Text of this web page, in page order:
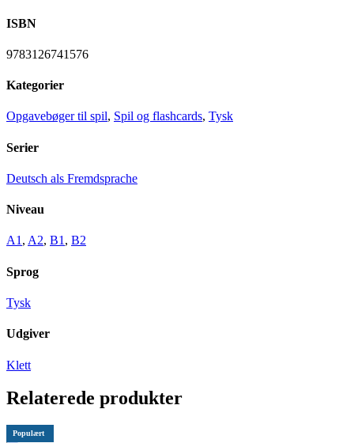
ISBN
9783126741576
Kategorier
Opgavebøger til spil, Spil og flashcards, Tysk
Serier
Deutsch als Fremdsprache
Niveau
A1, A2, B1, B2
Sprog
Tysk
Udgiver
Klett
Relaterede produkter
Populært